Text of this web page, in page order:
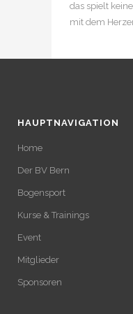
das spielt
mit dem
HAUPTNAVIGATION
Home
Der BV Bern
Bogensport
Kurse & Trainings
Event
Mitglieder
Sponsoren